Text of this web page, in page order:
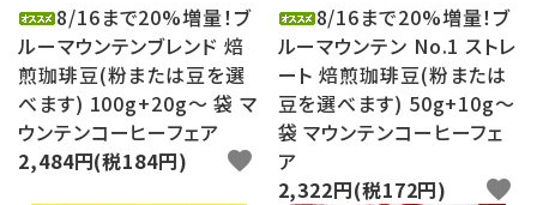
8/16まで20%増量！ブ
ルーマウンテンブレンド 焙
煎珈琲豆(粉または豆を選
べます) 100g+20g～ 袋 マ
ウンテンコーヒーフェア
2,484円(税184円)
favorite
8/16まで20%増量！ブ
ルーマウンテン No.1 ストレ
ート 焙煎珈琲豆(粉または
豆を選べます) 50g+10g～
袋 マウンテンコーヒーフェ
ア
2,322円(税172円)
favorite